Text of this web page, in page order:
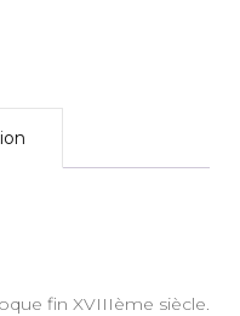
fin XVIIIème siècle.